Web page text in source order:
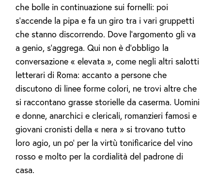
che bolle in continuazione sui fornelli: poi
s’accende la pipa e fa un giro tra i vari gruppetti
che stanno discorrendo. Dove l’argomento gli va
a genio, s’aggrega. Qui non è d’obbligo la
conversazione « elevata », come negli altri salotti
letterari di Roma: accanto a persone che
discutono di linee forme colori, ne trovi altre che
si raccontano grasse storielle da caserma. Uomini
e donne, anarchici e clericali, romanzieri famosi e
giovani cronisti della « nera » si trovano tutto
loro agio, un po’ per la virtù tonificarice del vino
rosso e molto per la cordialità del padrone di
casa.